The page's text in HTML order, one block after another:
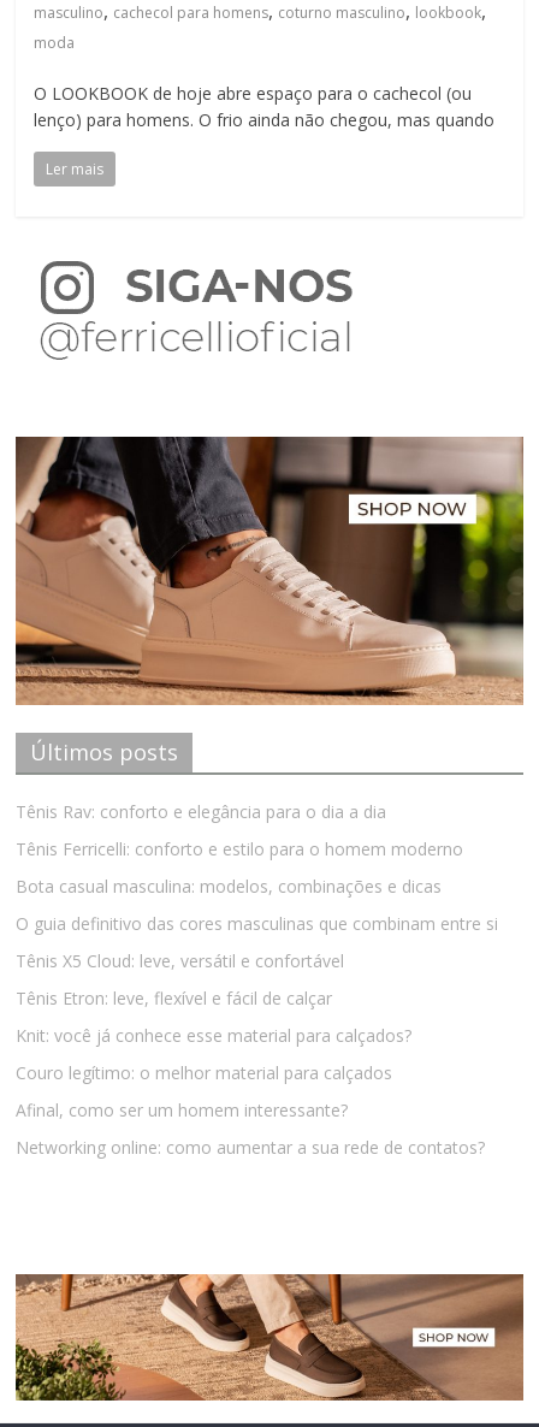
masculino, cachecol para homens, coturno masculino, lookbook,
moda
O LOOKBOOK de hoje abre espaço para o cachecol (ou
lenço) para homens. O frio ainda não chegou, mas quando
Ler mais
Últimos posts
Tênis Rav: conforto e elegância para o dia a dia
Tênis Ferricelli: conforto e estilo para o homem moderno
Bota casual masculina: modelos, combinações e dicas
O guia definitivo das cores masculinas que combinam entre si
Tênis X5 Cloud: leve, versátil e confortável
Tênis Etron: leve, flexível e fácil de calçar
Knit: você já conhece esse material para calçados?
Couro legítimo: o melhor material para calçados
Afinal, como ser um homem interessante?
Networking online: como aumentar a sua rede de contatos?